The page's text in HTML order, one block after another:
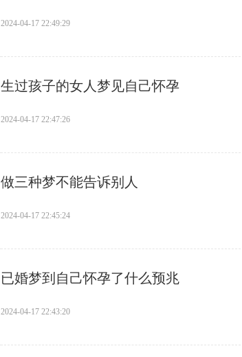
2024-04-17 22:49:29
​生过孩子的女人梦见自己怀孕
2024-04-17 22:47:26
​做三种梦不能告诉别人
2024-04-17 22:45:24
​已婚梦到自己怀孕了什么预兆
2024-04-17 22:43:20